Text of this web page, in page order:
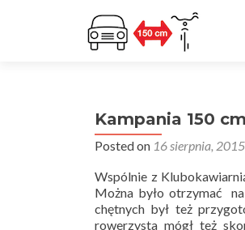
Kampania 150
Posted on 16 sierpnia, 2015
Wspólnie z
Można było otrzymać
chętnych był też
rowerzysta mógł też